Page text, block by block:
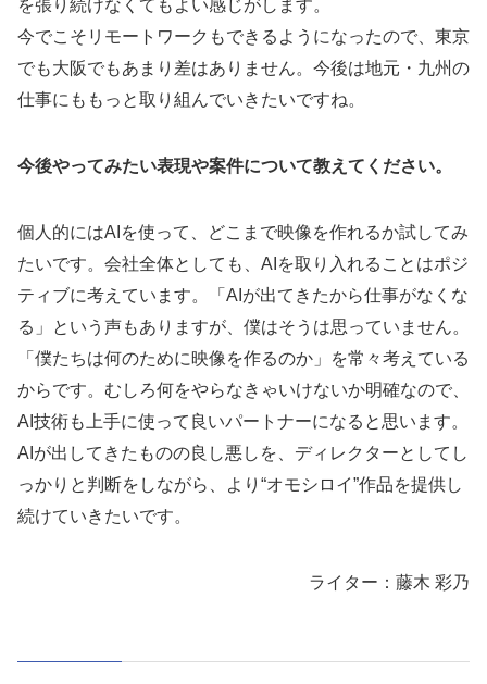
を張り続けなくてもよい感じがします。
今でこそリモートワークもできるようになったので、東京
でも大阪でもあまり差はありません。今後は地元・九州の
仕事にももっと取り組んでいきたいですね。
今後やってみたい表現や案件について教えてください。
個人的にはAIを使って、どこまで映像を作れるか試してみ
たいです。会社全体としても、AIを取り入れることはポジ
ティブに考えています。「AIが出てきたから仕事がなくな
る」という声もありますが、僕はそうは思っていません。
「僕たちは何のために映像を作るのか」を常々考えている
からです。むしろ何をやらなきゃいけないか明確なので、
AI技術も上手に使って良いパートナーになると思います。
AIが出してきたものの良し悪しを、ディレクターとしてし
っかりと判断をしながら、より“オモシロイ”作品を提供し
続けていきたいです。
ライター：藤木 彩乃